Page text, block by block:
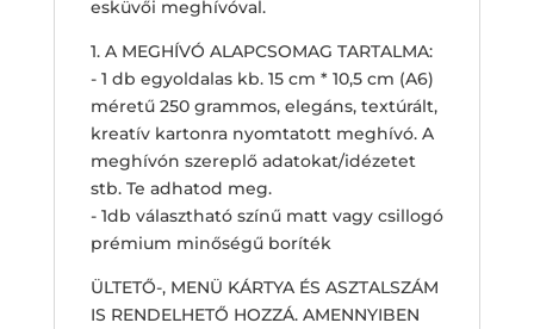
esküvői meghívóval.
1. A MEGHÍVÓ ALAPCSOMAG TARTALMA:
- 1 db egyoldalas kb. 15 cm * 10,5 cm (A6)
méretű 250 grammos, elegáns, textúrált,
kreatív kartonra nyomtatott meghívó. A
meghívón szereplő adatokat/idézetet
stb. Te adhatod meg.
- 1db választható színű matt vagy csillogó
prémium minőségű boríték
ÜLTETŐ-, MENÜ KÁRTYA ÉS ASZTALSZÁM
IS RENDELHETŐ HOZZÁ. AMENNYIBEN